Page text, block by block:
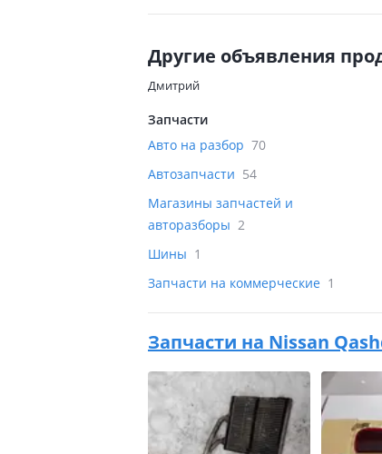
Другие объявления
Дмитрий
Запчасти
Авто на разбор 70
Автозапчасти 54
Магазины запчастей и
авторазборы 2
Шины 1
Запчасти на коммерческие 1
Запчасти на Nissan